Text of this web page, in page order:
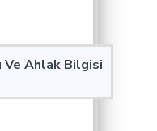
Ve Ahlak Bilgisi